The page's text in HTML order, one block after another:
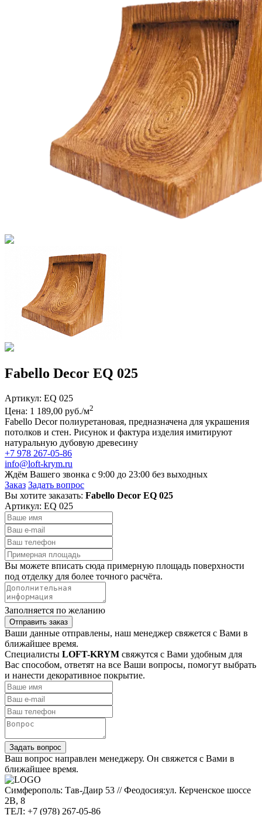
Fabello Decor EQ 025
Артикул: EQ 025
Цена: 1 189,00 руб./м2
Fabello Decor полиуретановая, предназначена для украшения
потолков и стен. Рисунок и фактура изделия имитируют
натуральную дубовую древесину
+7 978 267-05-86
info@loft-krym.ru
Ждём Вашего звонка с 9:00 до 23:00 без выходных
Заказ Задать вопрос
Вы хотите заказать: Fabello Decor EQ 025
Артикул: EQ 025
Вы можете вписать сюда примерную площадь поверхности
под отделку для более точного расчёта.
Заполняется по желанию
Отправить заказ
Ваши данные отправлены, наш менеджер свяжется с Вами в
ближайшее время.
Специалисты LOFT-KRYM свяжутся с Вами удобным для
Вас способом, ответят на все Ваши вопросы, помогут выбрать
и нанести декоративное покрытие.
Задать вопрос
Ваш вопрос направлен менеджеру. Он свяжется с Вами в
ближайшее время.
Симферополь: Тав-Даир 53 // Феодосия:ул. Керченское шоссе
2В, 8
ТЕЛ: +7 (978) 267-05-86